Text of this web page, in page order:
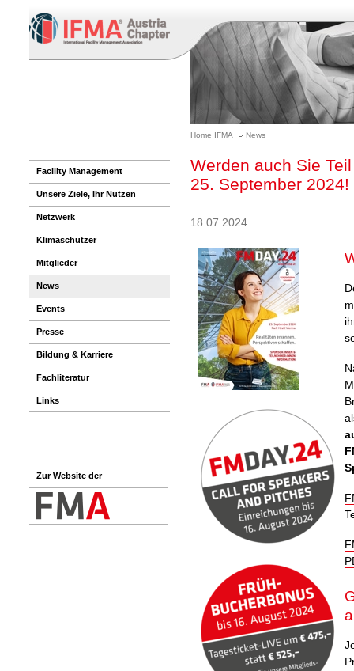
Home IFMA News
Facility Management
Unsere Ziele, Ihr Nutzen
Netzwerk
Klimaschützer
Mitglieder
News
Events
Presse
Bildung & Karriere
Fachliteratur
Links
Zur Website der
Werden auch Sie
25. September 2024!
18.07.2024